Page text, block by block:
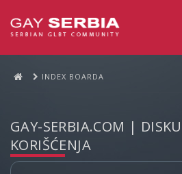
INDEX BOARDA
GAY-SERBIA.COM |
KORIŠĆENJA